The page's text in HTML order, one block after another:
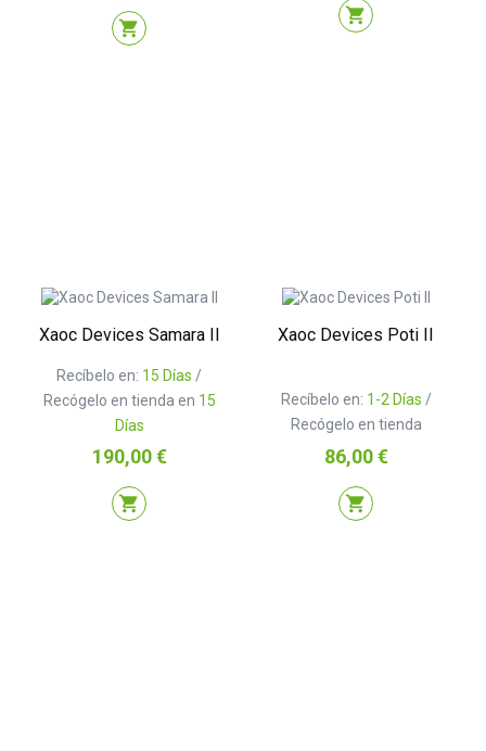
shopping_cart
shopping_cart
Xaoc Devices Samara II
Recíbelo en: 15 Días /
Recógelo en tienda en 15
Días
Precio
190,00 €
shopping_cart
Xaoc Devices Poti II
Recíbelo en: 1-2 Días /
Recógelo en tienda
Precio
86,00 €
shopping_cart